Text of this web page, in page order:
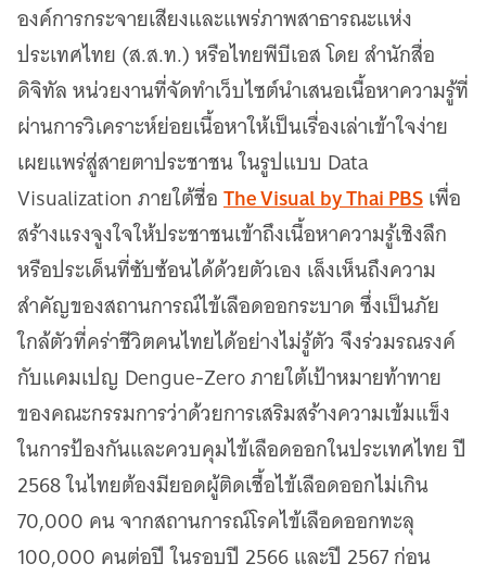
องค์การกระจายเสียงและแพร่ภาพสาธารณะแห่ง
ประเทศไทย (ส.ส.ท.) หรือไทยพีบีเอส โดย สำนักสื่อ
ดิจิทัล หน่วยงานที่จัดทำเว็บไซต์นำเสนอเนื้อหาความรู้ที่
ผ่านการวิเคราะห์ย่อยเนื้อหาให้เป็นเรื่องเล่าเข้าใจง่าย
เผยแพร่สู่สายตาประชาชน ในรูปแบบ Data
Visualization ภายใต้ชื่อThe Visual by Thai PBSเพื่อ
สร้างแรงจูงใจให้ประชาชนเข้าถึงเนื้อหาความรู้เชิงลึก
หรือประเด็นที่ซับซ้อนได้ด้วยตัวเอง เล็งเห็นถึงความ
สำคัญของสถานการณ์ไข้เลือดออกระบาด ซึ่งเป็นภัย
ใกล้ตัวที่คร่าชีวิตคนไทยได้อย่างไม่รู้ตัว จึงร่วมรณรงค์
กับแคมเปญ Dengue-Zero ภายใต้เป้าหมายท้าทาย
ของคณะกรรมการว่าด้วยการเสริมสร้างความเข้มแข็ง
ในการป้องกันและควบคุมไข้เลือดออกในประเทศไทย ปี
2568 ในไทยต้องมียอดผู้ติดเชื้อไข้เลือดออกไม่เกิน
70,000 คน จากสถานการณ์โรคไข้เลือดออกทะลุ
100,000 คนต่อปี ในรอบปี 2566 และปี 2567 ก่อน